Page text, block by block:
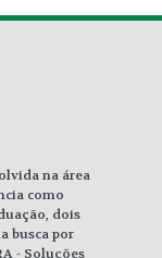
na área
como
dois
busca por
- Soluções